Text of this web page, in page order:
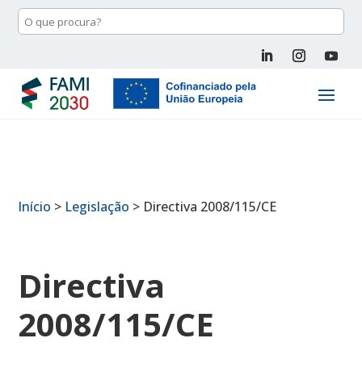
Início > Legislação > Directiva 2008/115/CE
Directiva
2008/115/CE